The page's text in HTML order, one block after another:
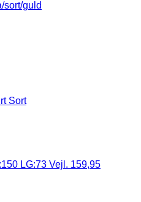
LG:73 Vejl. 159,95